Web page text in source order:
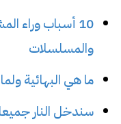
10 أسباب وراء
والمسلسلات
ما هي البهائية
سندخل النار